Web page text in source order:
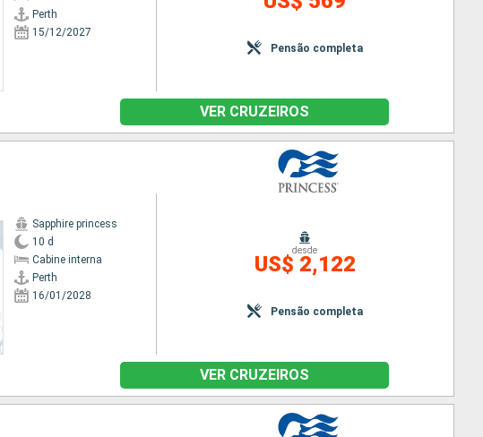
Perth
15/12/2027
Pensão completa
VER CRUZEIROS
Sapphire princess
10 d
Cabine interna
Perth
16/01/2028
desde
US$ 2,122
Pensão completa
VER CRUZEIROS